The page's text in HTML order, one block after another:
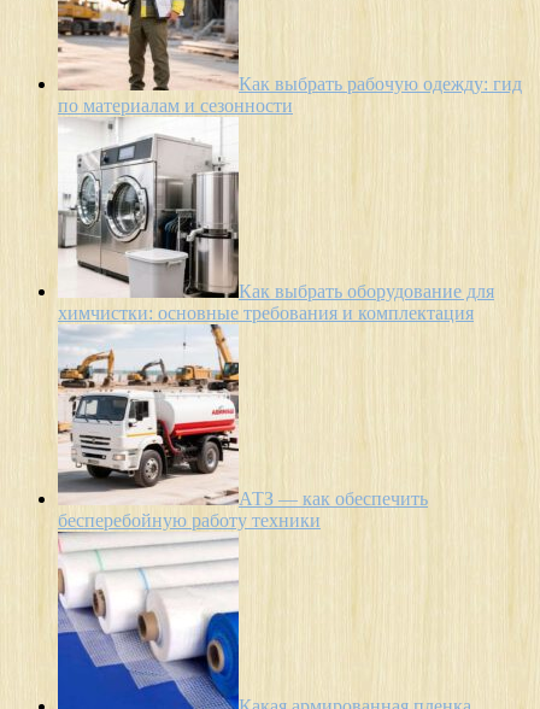
Как выбрать рабочую одежду: гид
по материалам и сезонности
Как выбрать оборудование для
химчистки: основные требования и комплектация
АТЗ — как обеспечить
бесперебойную работу техники